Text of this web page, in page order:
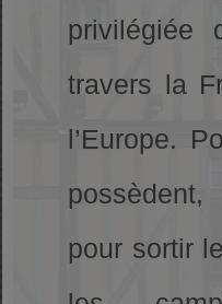
privilégiée
travers la
l’Europe.
pour sortir